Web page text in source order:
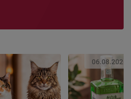
06.08.2026